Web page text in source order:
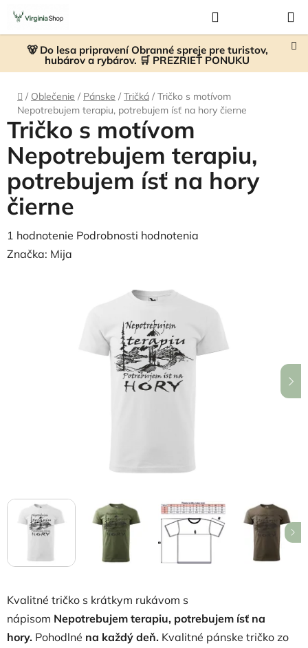
Prejsť
obsah
🐻 Do lesa pripravení Obranné spreje pre turistov,
hubárov a rybárov. 🛒 PREZRIEŤ PONUKU
KOŠÍK
Domov
/ Oblečenie / Pánske / Tričká / Tričko s motívom
Nepotrebujem terapiu, potrebujem ísť na hory čierne
Kvalitné tričko s krátkym rukávom s
nápisom Nepotrebujem terapiu, potrebujem ísť na
hory. Pohodlné na každý deň. Kvalitné pánske tričko zo
Tričko s motívom
Nepotrebujem terapiu,
potrebujem ísť na hory
čierne
Priemerné
hodnotenie
1 hodnotenie Podrobnosti hodnotenia
Značka: Mija